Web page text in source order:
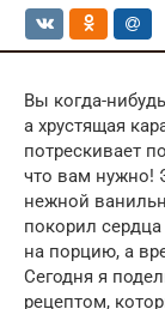
Вы когда-
а хрустящая
потрескивает
что вам нужно!
нежной
покорил
на порцию, а
Сегодня я
рецептом,